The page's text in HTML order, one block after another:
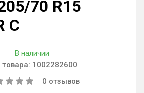
70 R15
C
В наличии
товара: 1002282600
0 отзывов